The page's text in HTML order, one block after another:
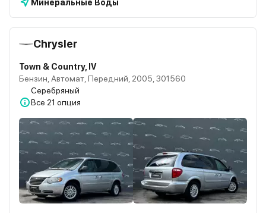
Минеральные Воды
Chrysler
Town & Country, IV
Бензин, Автомат, Передний, 2005, 301560
Серебряный
Все 21 опция